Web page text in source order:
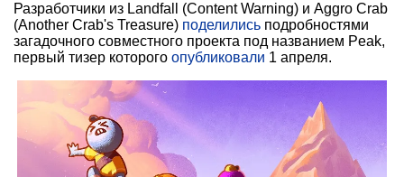
Разработчики из Landfall (Content Warning) и Aggro Crab
(Another Crab's Treasure) поделились подробностями
загадочного совместного проекта под названием Peak,
первый тизер которого опубликовали 1 апреля.